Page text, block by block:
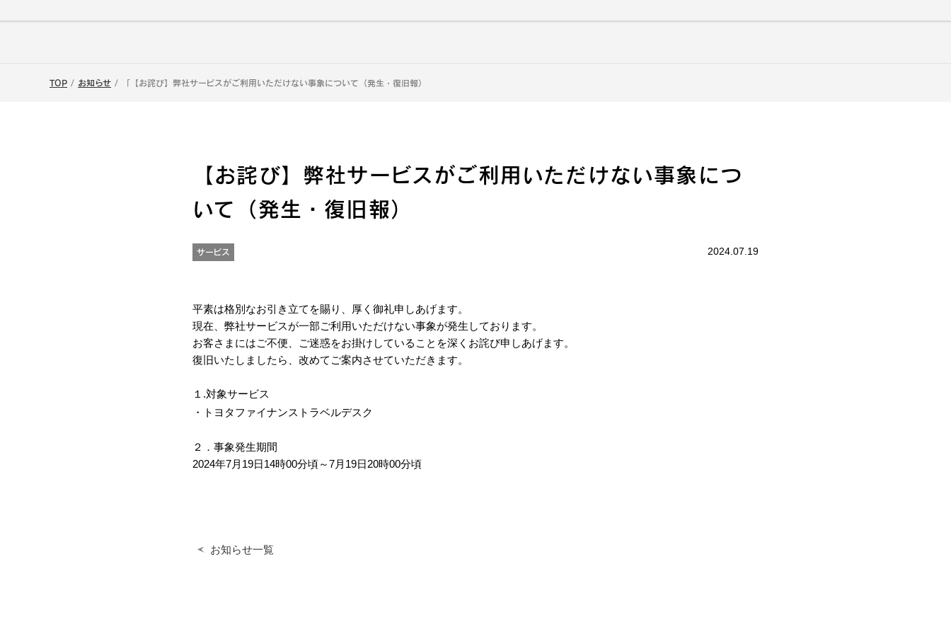
TOP お知らせ 「【お詫び】弊社サービスがご利用いただけない事象について（発生・復旧報）
【お詫び】弊社サービスがご利用いただけない事象につ
いて（発生・復旧報）
サービス 2024.07.19
平素は格別なお引き立てを賜り、厚く御礼申しあげます。
現在、弊社サービスが一部ご利用いただけない事象が発生しております。
お客さまにはご不便、ご迷惑をお掛けしていることを深くお詫び申しあげます。
復旧いたしましたら、改めてご案内させていただきます。
１.対象サービス
トヨタファイナンストラベルデスク
２．事象発生期間
2024年7月19日14時00分頃～7月19日20時00分頃
お知らせ一覧